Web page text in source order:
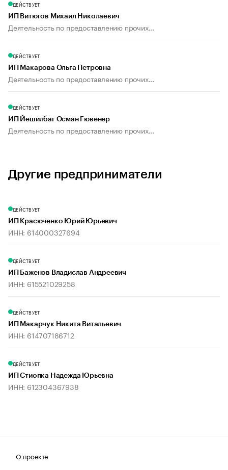
ДЕЙСТВУЕТ
ИП Витюгов Михаил Николаевич
Деятельность по предоставлению прочих...
ДЕЙСТВУЕТ
ИП Макарова Ольга Петровна
Деятельность по предоставлению прочих...
ДЕЙСТВУЕТ
ИП Йешилбаг Осман Гювенер
Деятельность по предоставлению прочих...
Другие предприниматели
ДЕЙСТВУЕТ
ИП Красюченко Юрий Юрьевич
ИНН: 614000327694
ДЕЙСТВУЕТ
ИП Баженов Владислав Андреевич
ИНН: 615521029258
ДЕЙСТВУЕТ
ИП Макарчук Никита Витальевич
ИНН: 614707186712
ДЕЙСТВУЕТ
ИП Стиопка Надежда Юрьевна
ИНН: 612304367938
О проекте